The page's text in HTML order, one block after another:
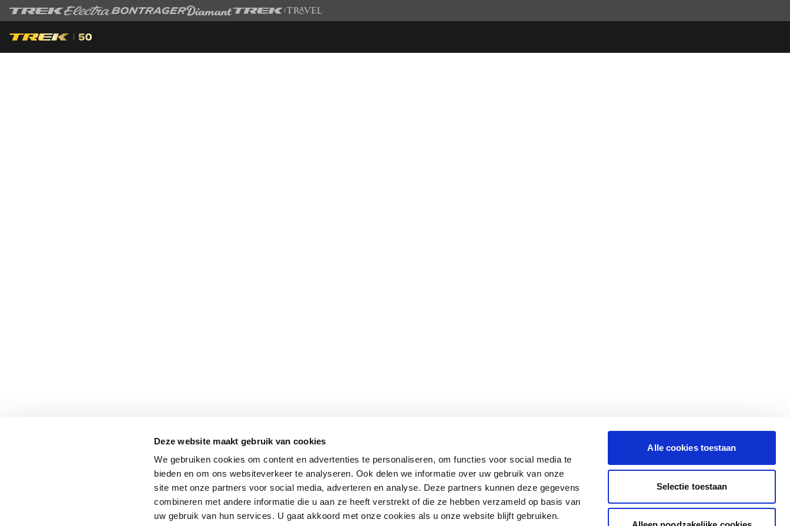
Deze website maakt gebruik van cookies
We gebruiken cookies om content en advertenties te personaliseren, om functies voor social media te
bieden en om ons websiteverkeer te analyseren. Ook delen we informatie over uw gebruik van onze
site met onze partners voor social media, adverteren en analyse. Deze partners kunnen deze gegevens
combineren met andere informatie die u aan ze heeft verstrekt of die ze hebben verzameld op basis van
uw gebruik van hun services. U gaat akkoord met onze cookies als u onze website blijft gebruiken.
Alle cookies toestaan
Selectie toestaan